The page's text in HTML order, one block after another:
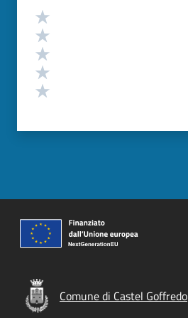
Valutazione
Comune di Castel Goffredo